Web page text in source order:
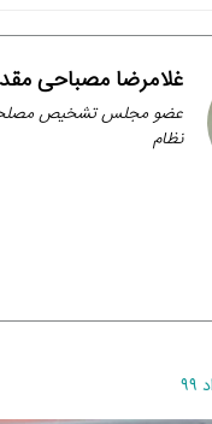
غلامرضا مصباحی
عضو مجلس تشخیص
نظام